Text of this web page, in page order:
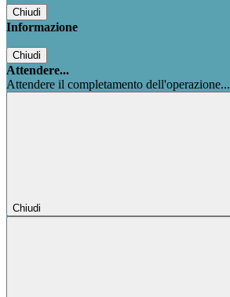
Chiudi
Informazione
Chiudi
Attendere...
Attendere il completamento dell'operazione...
Chiudi